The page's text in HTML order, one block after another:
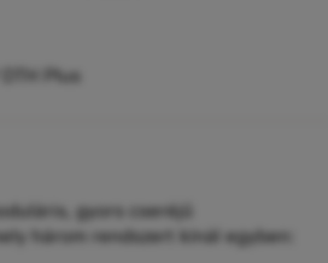
Plus
gyors cseréjű
három rendszert kínál egyben: